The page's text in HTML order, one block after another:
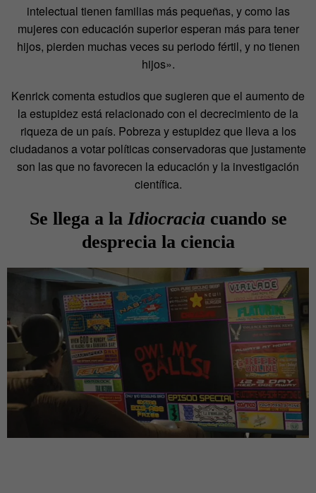
intelectual tienen familias más pequeñas, y como las
mujeres con educación superior esperan más para tener
hijos, pierden muchas veces su periodo fértil, y no tienen
hijos».
Kenrick comenta estudios que sugieren que el aumento de
la estupidez está relacionado con el decrecimiento de la
riqueza de un país. Pobreza y estupidez que lleva a los
ciudadanos a votar políticas conservadoras que justamente
son las que no favorecen la educación y la investigación
científica.
Se llega a la Idiocraciacuando se
desprecia la ciencia